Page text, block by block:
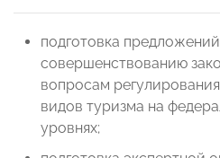
подготовка
совершенствованию
вопросам
видов туризма на
уровнях;